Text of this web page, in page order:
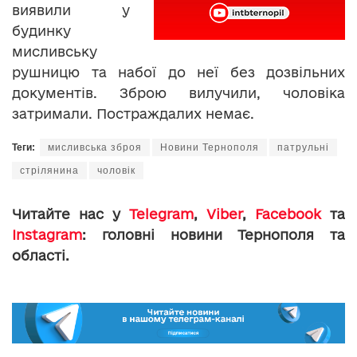
виявили у
будинку
мисливську
рушницю та набої до неї без дозвільних
документів. Зброю вилучили, чоловіка
затримали. Постраждалих немає.
Теги: мисливська зброя Новини Тернополя патрульні
стрілянина чоловік
Читайте нас у Telegram, Viber, Facebookта
Instagram: головні новини Тернополя та
області.